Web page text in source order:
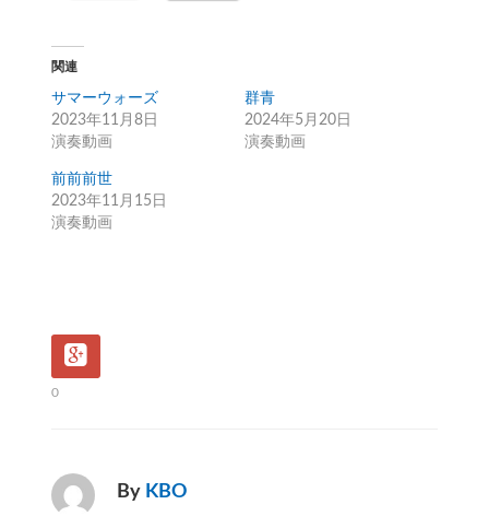
関連
サマーウォーズ
2023年11月8日
演奏動画
群青
2024年5月20日
演奏動画
前前前世
2023年11月15日
演奏動画
0
By KBO